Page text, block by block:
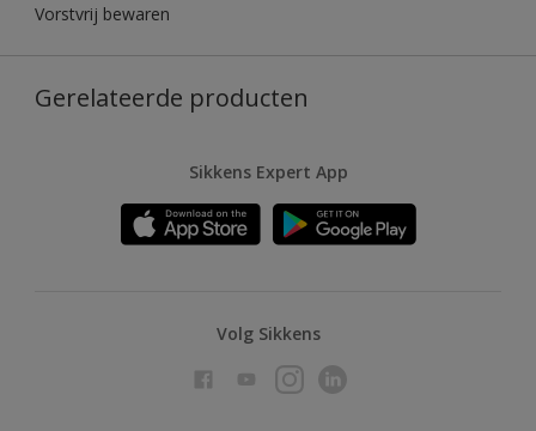
Vorstvrij bewaren
Gerelateerde producten
Sikkens Expert App
Volg Sikkens